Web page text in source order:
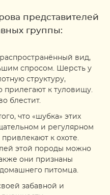
представителей
группы:
вид,
спросом. Шерсть у
структуру,
прилегают к туловищу.
блестит.
что «шубка» этих
и регулярном
к охоте.
этой породы можно
они признаны
питомца.
забавной и